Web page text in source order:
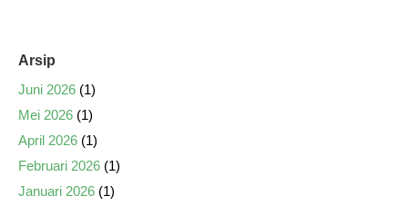
Arsip
Juni 2026 (1)
Mei 2026 (1)
April 2026 (1)
Februari 2026 (1)
Januari 2026 (1)